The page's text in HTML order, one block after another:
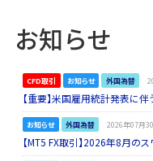
お知らせ
CFD取引 お知らせ 外国為替
【重要】米国雇用統計発表に
お知らせ 外国為替 2026年07月
【MT5 FX取引】2026年8月の